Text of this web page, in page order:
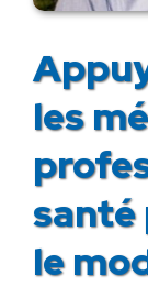
les
santé
le